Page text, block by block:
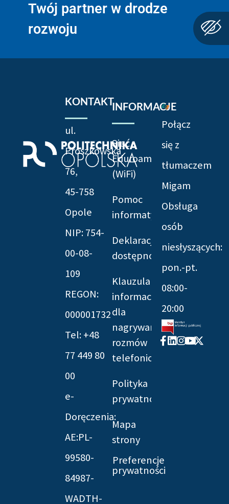
Twój partner w drodze
rozwoju
KONTAKT
ul.
Prószkowska
76,
45-758
Opole
NIP: 754-
00-08-
109
REGON:
000001732
Tel: +48
77 449 80
00
e-
Doręczenia:
AE:PL-
99580-
84987-
WADTH-
INFORMACJE
Sieć
Eduroam
(WiFi)
Pomoc
informatyczna
Deklaracja
dostępności
Klauzula
informacyjna
dla
nagrywania
rozmów
telefonicznych
Polityka
prywatności
Mapa
strony
Preferencje
prywatności
Połącz
się z
tłumaczem
Migam
Obsługa
osób
niesłyszących:
pon.-pt.
08:00-
20:00
Facebook-
f
Linkedin
Instagram
Youtube
X-
twitter